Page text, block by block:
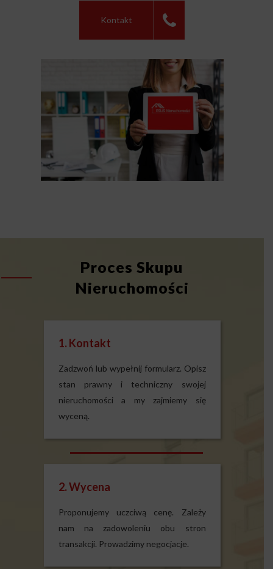
Kontakt
Proces Skupu
Nieruchomości
1. Kontakt
Zadzwoń lub wypełnij formularz. Opisz
stan prawny i techniczny swojej
nieruchomości a my zajmiemy się
wyceną.
2. Wycena
Proponujemy uczciwą cenę. Zależy
nam na zadowoleniu obu stron
transakcji. Prowadzimy negocjacje.